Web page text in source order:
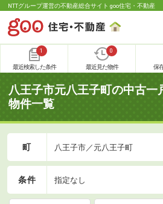
NTTグループ運営の不動産総合サイト goo住宅・不動産
1
最近検索した条件
0
最近見た物件 保
八王子市元八王子町の中古一
物件一覧
町 八王子市／元八王子町
条件 指定なし